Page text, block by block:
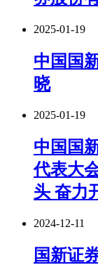
2025-01-19
中国国
晓
2025-01-19
中国国
代表大
头 奋力
2024-12-11
国新证